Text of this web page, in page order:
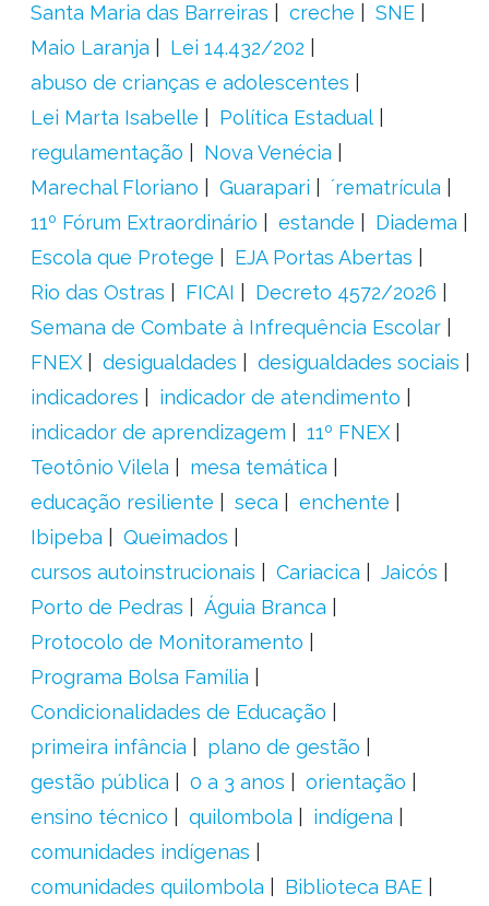
Santa Maria das Barreiras
creche
SNE
Maio Laranja
Lei 14.432/202
abuso de crianças e adolescentes
Lei Marta Isabelle
Política Estadual
regulamentação
Nova Venécia
Marechal Floriano
Guarapari
´rematrícula
11º Fórum Extraordinário
estande
Diadema
Escola que Protege
EJA Portas Abertas
Rio das Ostras
FICAI
Decreto 4572/2026
Semana de Combate à Infrequência Escolar
FNEX
desigualdades
desigualdades sociais
indicadores
indicador de atendimento
indicador de aprendizagem
11º FNEX
Teotônio Vilela
mesa temática
educação resiliente
seca
enchente
Ibipeba
Queimados
cursos autoinstrucionais
Cariacica
Jaicós
Porto de Pedras
Águia Branca
Protocolo de Monitoramento
Programa Bolsa Família
Condicionalidades de Educação
primeira infância
plano de gestão
gestão pública
0 a 3 anos
orientação
ensino técnico
quilombola
indígena
comunidades indígenas
comunidades quilombola
Biblioteca BAE